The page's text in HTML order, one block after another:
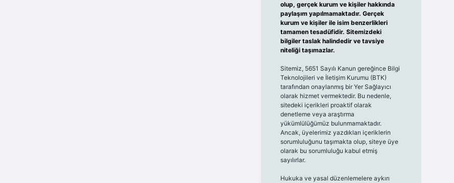
olup, gerçek kurum ve kişiler hakkında
paylaşım yapılmamaktadır. Gerçek
kurum ve kişiler ile isim benzerlikleri
tamamen tesadüfidir. Sitemizdeki
bilgiler taslak halindedir ve tavsiye
niteliği taşımazlar.
Sitemiz, 5651 Sayılı Kanun gereğince Bilgi
Teknolojileri ve İletişim Kurumu (BTK)
tarafından onaylanmış bir Yer Sağlayıcı
olarak hizmet vermektedir. Bu nedenle,
sitedeki içerikleri proaktif olarak
denetleme veya araştırma
yükümlülüğümüz bulunmamaktadır.
Ancak, üyelerimiz yazdıkları içeriklerin
sorumluluğunu taşımakta olup, siteye üye
olarak bu sorumluluğu kabul etmiş
sayılırlar.
Hukuka ve yasal düzenlemelere aykırı